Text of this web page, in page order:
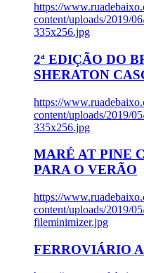
https://
content/uploads/2019/
335x256.jpg
2ª EDIÇÃO DO
SHERATON
https://
content/uploads/2019/
335x256.jpg
MARÉ AT PINE
PARA O VERÃO
https://
content/uploads/2019/
fileminimizer.jpg
FERROVIÁRIO